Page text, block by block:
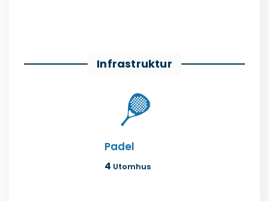
Infrastruktur
Padel
4 Utomhus